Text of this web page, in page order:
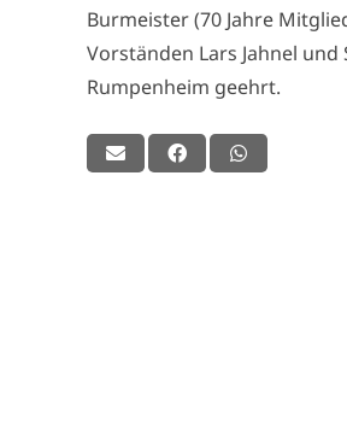
Burmeister (70 Jahre
Vorständen Lars Jahnel
Rumpenheim geehrt.